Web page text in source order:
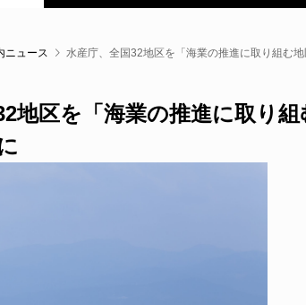
ニュース 水産庁、全国32地区を「海業の推進に取り組む
地区を「海業の推進に取り